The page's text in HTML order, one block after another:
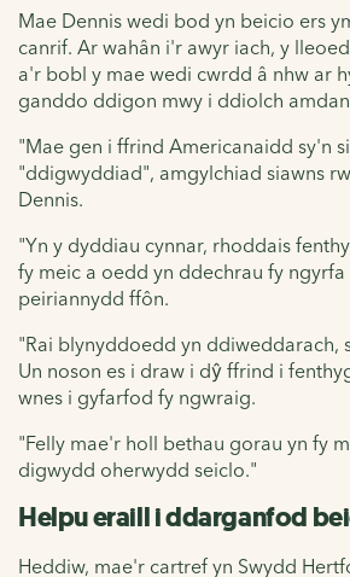
Mae Dennis wedi bod yn beicio ers
canrif. Ar wahân i'r awyr iach, y
a'r bobl y mae wedi cwrdd â nhw ar
ganddo ddigon mwy i ddiolch
"Mae gen i ffrind Americanaidd sy'n
"ddigwyddiad", amgylchiad siawns
Dennis.
"Yn y dyddiau cynnar, rhoddais
fy meic a oedd yn ddechrau fy ngyrfa
peiriannydd ffôn.
"Rai blynyddoedd yn ddiweddarach,
Un noson es i draw i dŷ ffrind i
wnes i gyfarfod fy ngwraig.
"Felly mae'r holl bethau gorau yn fy
digwydd oherwydd seiclo."
Helpu eraill i ddarganfod
Heddiw, mae'r cartref yn Swydd